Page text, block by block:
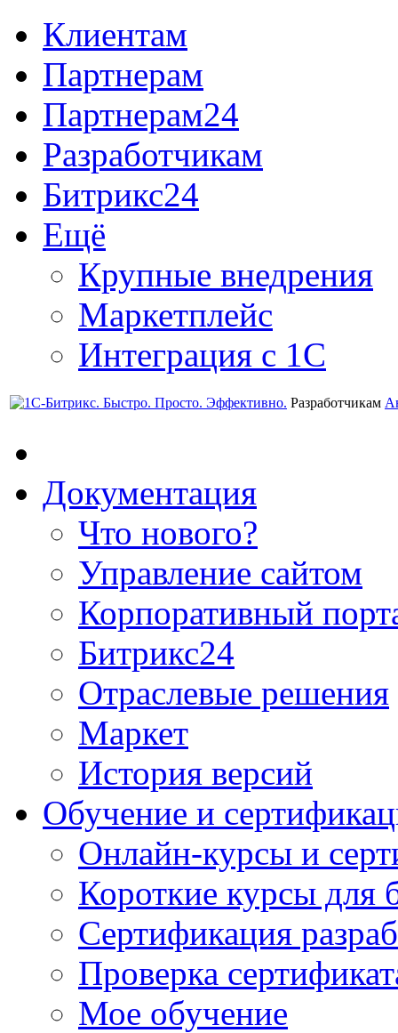
Клиентам
Партнерам
Партнерам24
Разработчикам
Битрикс24
Ещё
Крупные внедрения
Маркетплейс
Интеграция с 1С
Разработчикам
Документация
Что нового?
Управление сайтом
Корпоративный
Битрикс24
Отраслевые решения
Маркет
История версий
Обучение и
Онлайн-курсы и
Короткие курсы для
Сертификация
Проверка
Мое обучение